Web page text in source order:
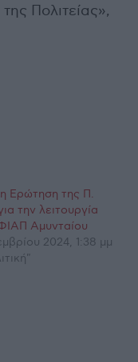
Πολιτείας»,
Ερώτηση της Π.
την λειτουργία
Αμυνταίου
2024, 1:38 μμ